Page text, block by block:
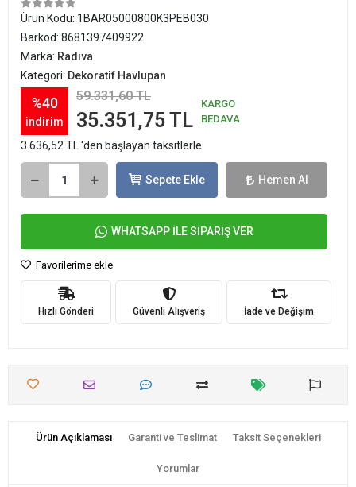
Ürün Kodu: 1BAR05000800K3PEB030
Barkod: 8681397409922
Marka: Radiva
Kategori: Dekoratif Havlupan
%40
indirim
59.331,60 TL
35.351,75 TL
KARGO
BEDAVA
3.636,52 TL 'den başlayan taksitlerle
Sepete Ekle Hemen Al
WHATSAPP İLE SİPARİŞ VER
Favorilerime ekle
Hızlı Gönderi Güvenli Alışveriş İade ve Değişim
Ürün Açıklaması Garanti ve Teslimat Taksit Seçenekleri
Yorumlar